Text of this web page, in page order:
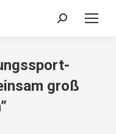
Search:
groß